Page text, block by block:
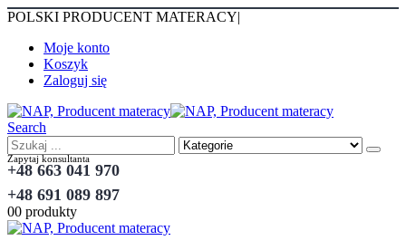
POLSKI PRODUCENT MATERACY|
Moje konto
Koszyk
Zaloguj się
Search
Zapytaj konsultanta
+48 663 041 970
+48 691 089 897
00 produkty